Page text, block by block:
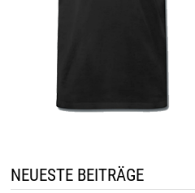
NEUESTE BEITRÄGE